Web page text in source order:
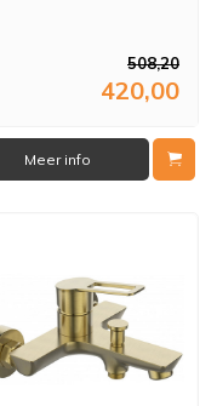
508,20
420,00
Meer info